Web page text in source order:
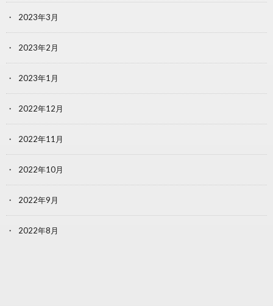
2023年3月
2023年2月
2023年1月
2022年12月
2022年11月
2022年10月
2022年9月
2022年8月